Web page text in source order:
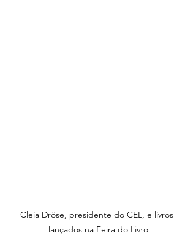
Cleia Dröse, presidente do CEL, e livros
lançados na Feira do Livro